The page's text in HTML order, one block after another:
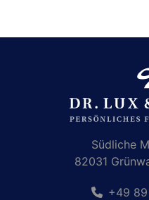
Südliche
82031
+49